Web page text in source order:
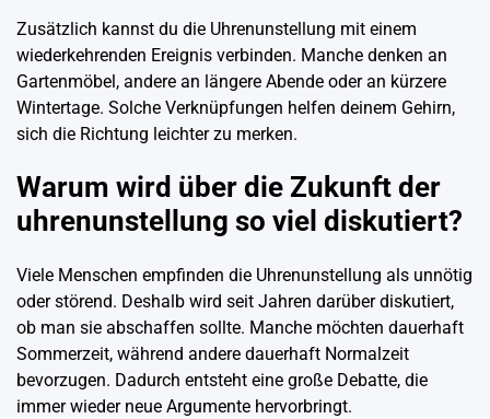
Zusätzlich kannst du die Uhrenunstellung mit einem
wiederkehrenden Ereignis verbinden. Manche denken an
Gartenmöbel, andere an längere Abende oder an kürzere
Wintertage. Solche Verknüpfungen helfen deinem Gehirn,
sich die Richtung leichter zu merken.
Warum wird über die Zukunft der
uhrenunstellung so viel diskutiert?
Viele Menschen empfinden die Uhrenunstellung als unnötig
oder störend. Deshalb wird seit Jahren darüber diskutiert,
ob man sie abschaffen sollte. Manche möchten dauerhaft
Sommerzeit, während andere dauerhaft Normalzeit
bevorzugen. Dadurch entsteht eine große Debatte, die
immer wieder neue Argumente hervorbringt.